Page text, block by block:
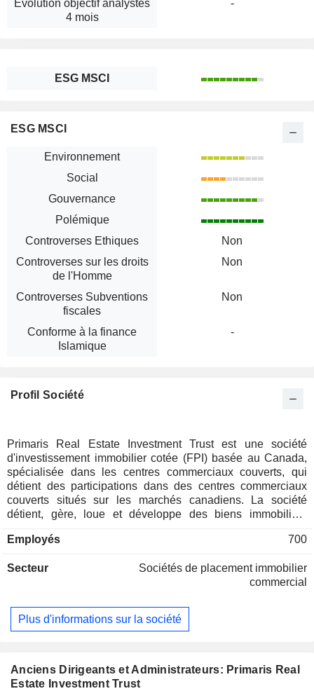
Anciens Dirigeants et Administrateurs: Primaris Real
Estate Investment Trust
Évolution objectif analystes
4 mois
-
ESG MSCI
ESG MSCI
Environnement
Social
Gouvernance
Polémique
Controverses Ethiques
Non
Controverses sur les droits
de l'Homme
Non
Controverses Subventions
fiscales
Non
Conforme à la finance
Islamique
-
Profil Société
Primaris Real Estate Investment Trust est une société
d'investissement immobilier cotée (FPI) basée au Canada,
spécialisée dans les centres commerciaux couverts, qui
détient des participations dans des centres commerciaux
couverts situés sur les marchés canadiens. La société
détient, gère, loue et développe des biens immobiliers
mètres carrés. Ce portefeuille comprend le Cataraqui Town
Mall, Les Galeries de la Capitale, le Grant Park Shopping
Centre, le Halifax Shopping Centre, le Highstreet Shopping
Ridge Mall, le Marlborough Mall, le McAllister Place, le
Medicine Hat Mall, le New Sudbury Centre, l’Orchard Park
Place du Royaume, les Promenades St-Bruno, le Quinte
Mall, le Regent Mall, le Southgate Centre, le Stone Road
Employés 700
Secteur
Sociétés de placement immobilier
commercial
Plus d'informations sur la société